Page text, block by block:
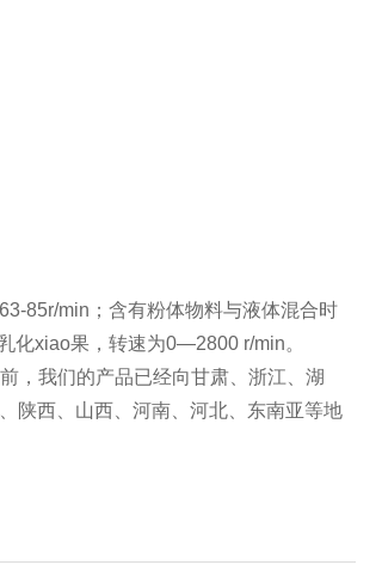
85r/min；含有粉体物料与液体混合时
化xiao果，转速为0—2800 r/min。
，我们的产品已经向甘肃、浙江、湖
陕西、山西、河南、河北、东南亚等地